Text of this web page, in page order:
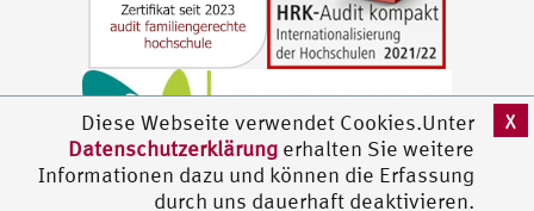
Diese Webseite verwendet Cookies.Unter
Datenschutzerklärung erhalten Sie weitere
Informationen dazu und können die Erfassung
durch uns dauerhaft deaktivieren.
X